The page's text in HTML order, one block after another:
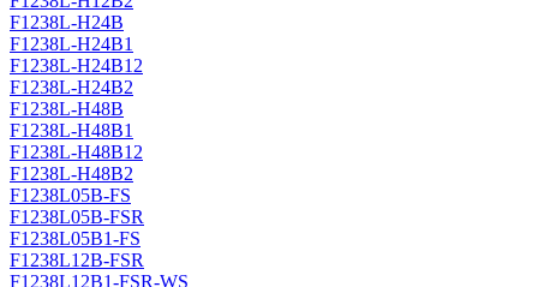
F1238L-H24B
F1238L-H24B1
F1238L-H24B12
F1238L-H24B2
F1238L-H48B
F1238L-H48B1
F1238L-H48B12
F1238L-H48B2
F1238L05B-FS
F1238L05B-FSR
F1238L05B1-FS
F1238L12B-FSR
F1238L12B1-FSR-WS